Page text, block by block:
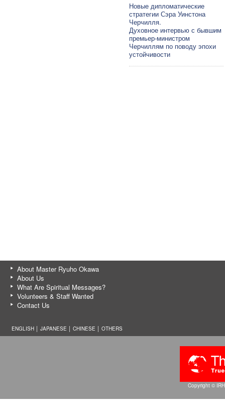
Новые дипломатические
стратегии Сэра Уинстона
Черчилля.
Духовное интервью с бывшим
премьер-министром
Черчиллям по поводу эпохи
устойчивости
About Master Ryuho Okawa
About Us
What Are Spiritual Messages?
Volunteers & Staff Wanted
Contact Us
ENGLISH │ JAPANESE CHINESE OTHERS
Copyright ©